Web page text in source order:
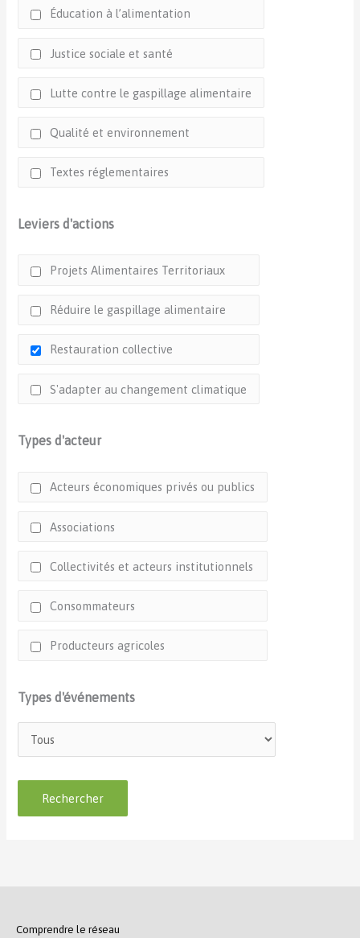
Éducation à l’alimentation
Justice sociale et santé
Lutte contre le gaspillage alimentaire
Qualité et environnement
Textes réglementaires
Leviers d'actions
Projets Alimentaires Territoriaux
Réduire le gaspillage alimentaire
Restauration collective
S'adapter au changement climatique
Types d'acteur
Acteurs économiques privés ou publics
Associations
Collectivités et acteurs institutionnels
Consommateurs
Producteurs agricoles
Types d'événements
Comprendre le réseau